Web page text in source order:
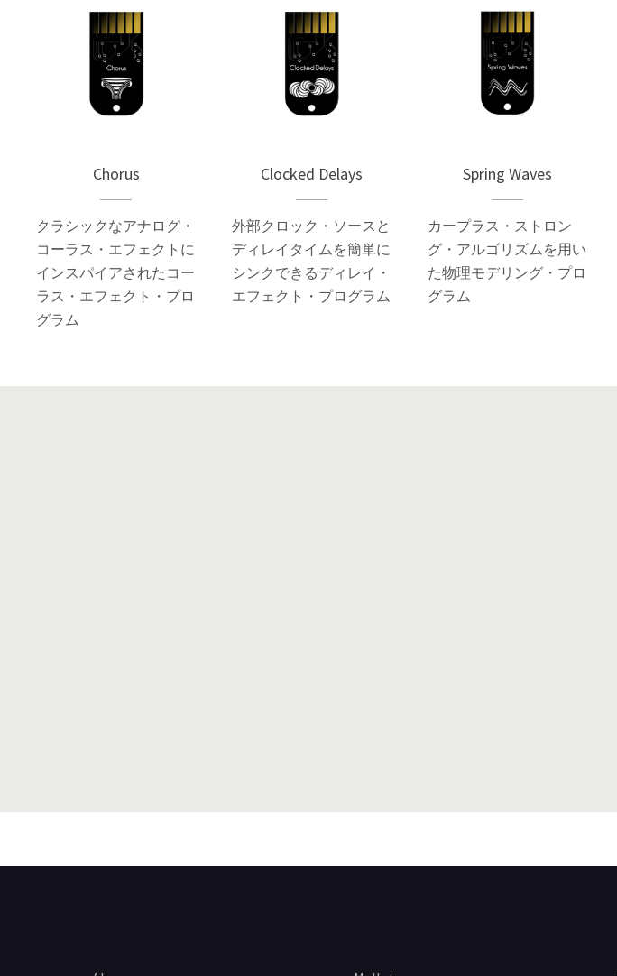
Chorus
クラシックなアナログ・
コーラス・エフェクトに
インスパイアされたコー
ラス・エフェクト・プロ
グラム
Clocked Delays
外部クロック・ソースと
ディレイタイムを簡単に
シンクできるディレイ・
エフェクト・プログラム
Spring Waves
カープラス・ストロン
グ・アルゴリズムを用い
た物理モデリング・プロ
グラム